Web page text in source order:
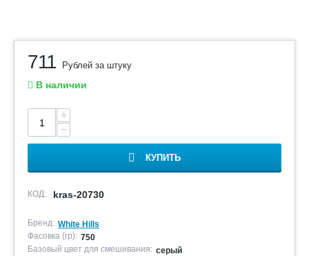
711 Рублей за штуку
В наличии
+
−
КУПИТЬ
КОД: kras-20730
Бренд: White Hills
Фасовка (гр): 750
Базовый цвет для смешивания: серый